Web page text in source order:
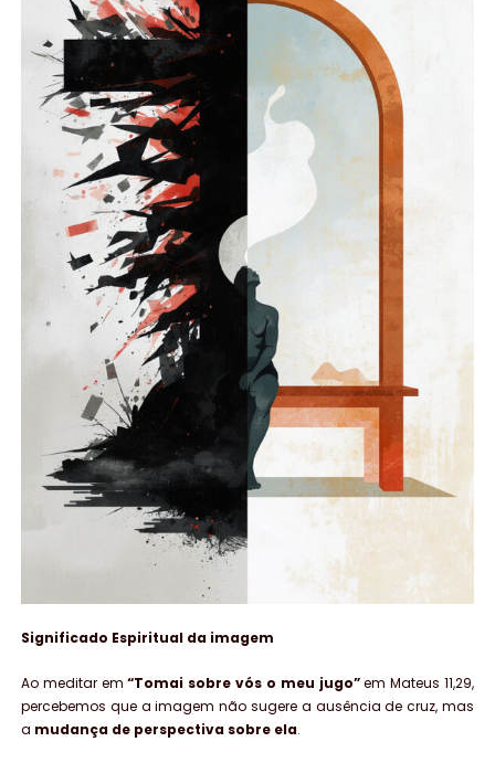
Significado Espiritual da imagem
Ao meditar em“Tomai sobre vós o meu jugo”em Mateus 11,29,
percebemos que a imagem não sugere a ausência de cruz, mas
a mudança de perspectiva sobre ela.